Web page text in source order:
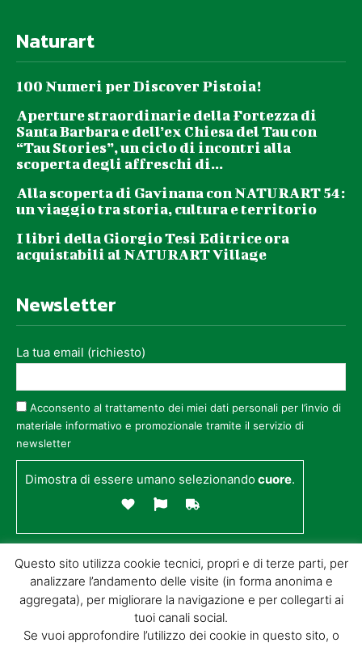
Naturart
100 Numeri per Discover Pistoia!
Aperture straordinarie della Fortezza di
Santa Barbara e dell’ex Chiesa del Tau con
“Tau Stories”, un ciclo di incontri alla
scoperta degli affreschi di...
Alla scoperta di Gavinana con NATURART 54:
un viaggio tra storia, cultura e territorio
I libri della Giorgio Tesi Editrice ora
acquistabili al NATURART Village
Newsletter
La tua email (richiesto)
Acconsento al trattamento dei miei dati personali per l’invio di
materiale informativo e promozionale tramite il servizio di
newsletter
Dimostra di essere umano selezionandocuore.
Questo sito utilizza cookie tecnici, propri e di terze parti, per
analizzare l’andamento delle visite (in forma anonima e
aggregata), per migliorare la navigazione e per collegarti ai
tuoi canali social.
Se vuoi approfondire l’utilizzo dei cookie in questo sito, o